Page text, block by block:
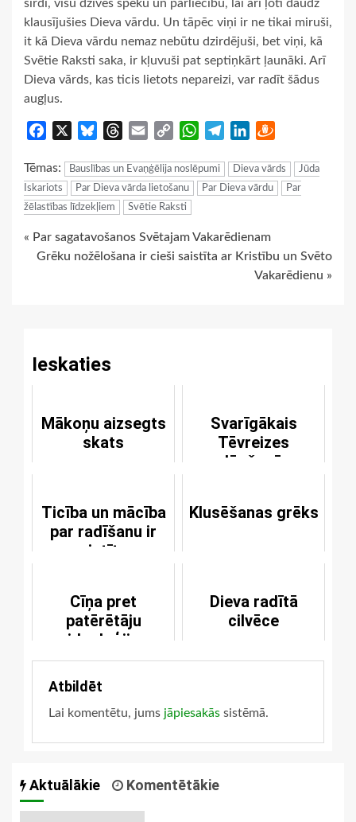
sirdī, visu dzīves spēku un pārliecību, lai arī ļoti daudz
klausījušies Dieva vārdu. Un tāpēc viņi ir ne tikai miruši,
it kā Dieva vārdu nemaz nebūtu dzirdējuši, bet viņi, kā
Svētie Raksti saka, ir kļuvuši pat septiņkārt ļaunāki. Arī
Dieva vārds, kas ticis lietots nepareizi, var radīt šādus
augļus.
Facebook BlueskyThreads
Email
Copy
WhatsApp
TelegramLinkedIn
Tēmas: Bauslības un Evaņģēlija noslēpumi Dieva vārds
Jūda
Iskariots
Par Dieva vārda lietošanu Par Dieva vārdu
Par
žēlastības līdzekļiem
Svētie Raksti
Continue
« Par sagatavošanos Svētajam Vakarēdienam
Grēku nožēlošana ir cieši saistīta ar Kristību un Svēto
Vakarēdienu »
Ieskaties
Mākoņu aizsegts
skats
Svarīgākais
Tēvreizes
lūgšanā
Ticība un mācība
par radīšanu ir
saistītas
Klusēšanas grēks
Cīņa pret
patērētāju
ideoloģiju
Dieva radītā
cilvēce
Atbildēt
Lai komentētu, jums jāpiesakās sistēmā.
Aktuālākie Komentētākie